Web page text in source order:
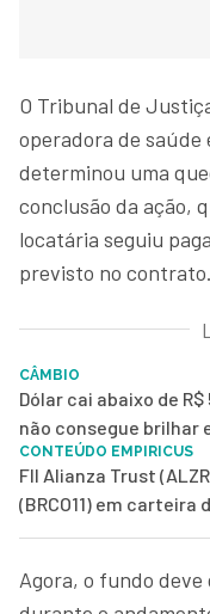
O Tribunal de
operadora de saúde
determinou uma
conclusão da ação,
locatária seguiu
previsto no contrato.
CÂMBIO
Dólar cai abaixo de R$
não consegue brilhar
CONTEÚDO EMPIRICUS
FII Alianza Trust
(BRCO11) em
Agora, o fundo